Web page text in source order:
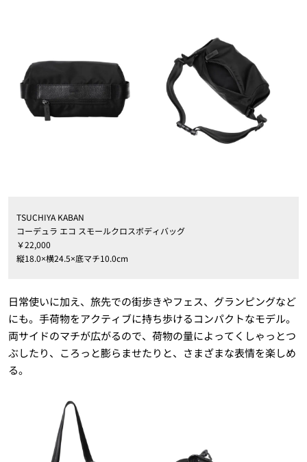
TSUCHIYA KABAN
コーデュラ エコ スモールクロスボディバッグ
￥22,000
縦18.0×横24.5×底マチ10.0cm
日常使いに加え、旅先での街歩きやフェス、グランピングなど
にも。手荷物をアクティブに持ち歩けるコンパクトなモデル。
両サイドのマチが広がるので、荷物の量によってくしゃっとつ
ぶしたり、ころっと膨らませたりと、さまざまな表情を楽しめ
る。